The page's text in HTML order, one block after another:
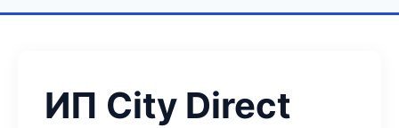
ИП City Direct